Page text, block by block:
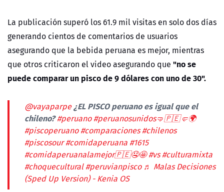
La publicación superó los 61.9 mil visitas en solo dos días
generando cientos de comentarios de usuarios
asegurando que la bebida peruana es mejor, mientras
que otros criticaron el video asegurando que "no se
puede comparar un pisco de 9 dólares con uno de 30".
@vayaparpe¿EL PISCO peruano es igual que el
chileno?#peruano #peruanosunidos🤜🇵🇪🤛🌍
#piscoperuano #comparaciones #chilenos
#piscosour #comidaperuana #1615
#comidaperuanalamejor🇵🇪🤤🤩 #vs #culturamixta
#choquecultural #peruvianpisco ♬ Malas Decisiones
(Sped Up Version) - Kenia OS